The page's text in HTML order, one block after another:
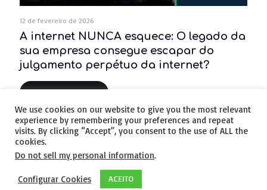
12 de fevereiro de 2026
A internet NUNCA esquece: O legado da
sua empresa consegue escapar do
julgamento perpétuo da internet?
Leia Mais...
© 2020 - Todos os Direitos Reservados. -
PRIVACIDADE | LGPD
We use cookies on our website to give you the most relevant
experience by remembering your preferences and repeat
visits. By clicking “Accept”, you consent to the use of ALL the
cookies.
Do not sell my personal information.
Configurar Cookies ACEITO